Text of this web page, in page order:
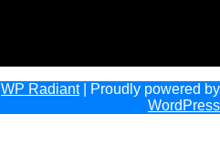
WP Radiant| Proudly powered by
WordPress